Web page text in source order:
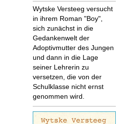
Wytske Versteeg versucht
in ihrem Roman "Boy",
sich zunächst in die
Gedankenwelt der
Adoptivmutter des Jungen
und dann in die Lage
seiner Lehrerin zu
versetzen, die von der
Schulklasse nicht ernst
genommen wird.